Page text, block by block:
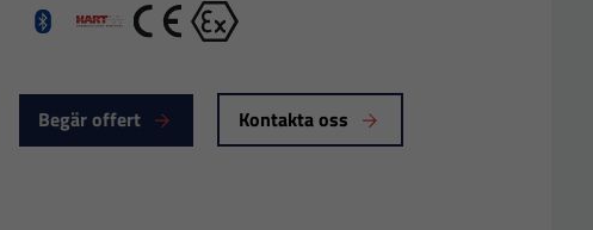
ÖBluetoothHART proto
CE Ex
Begär offert Kontakta oss